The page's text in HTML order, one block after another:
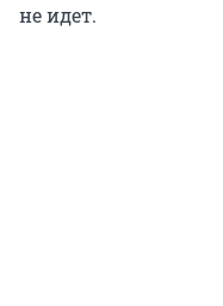
не идет.